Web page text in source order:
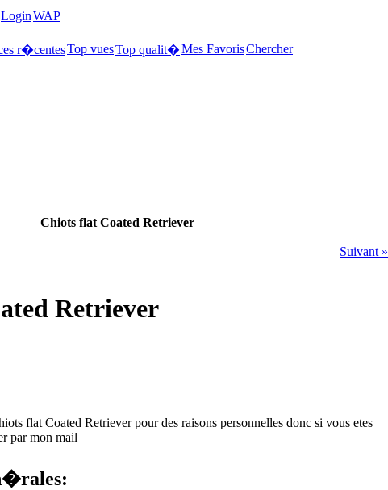
LoginWAP
r�centesTop vuesTop qualit�Mes FavorisChercher
Chiots flat Coated Retriever
Suivant »
Retriever
flat Coated Retriever pour des raisons personnelles donc si vous etes
par mon mail